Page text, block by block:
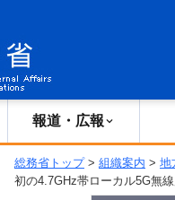
報道・広報
総務省トップ> 組織案内 > 地
初の4.7GHz帯ローカル5G無